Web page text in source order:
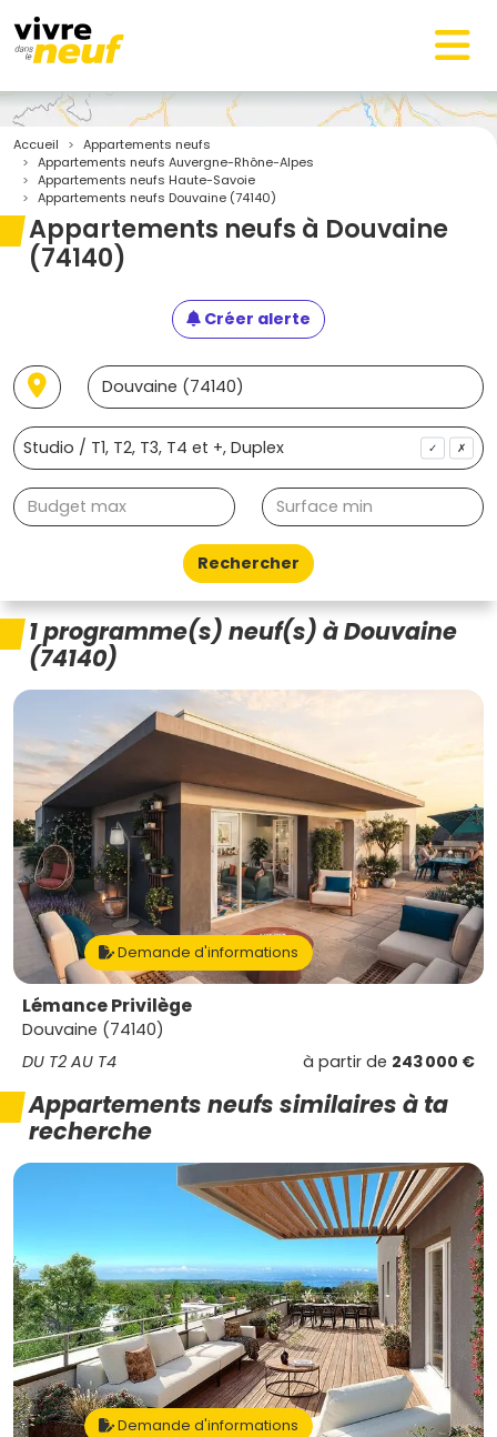
Accueil
Appartements neufs
Appartements neufs Auvergne-Rhône-Alpes
Appartements neufs Haute-Savoie
Appartements neufs Douvaine (74140)
Appartements neufs à Douvaine
(74140)
Créer alerte
✓ ✗
Rechercher
1 programme(s) neuf(s) à Douvaine
(74140)
Demande d'informations
Lémance Privilège
Douvaine (74140)
DU T2 AU T4
à partir de 243 000 €
Appartements neufs similaires à ta
recherche
Demande d'informations